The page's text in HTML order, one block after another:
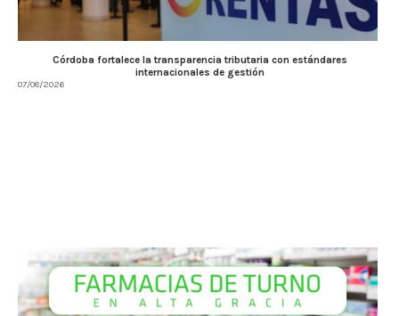
Córdoba fortalece la transparencia tributaria con estándares
internacionales de gestión
07/08/2026